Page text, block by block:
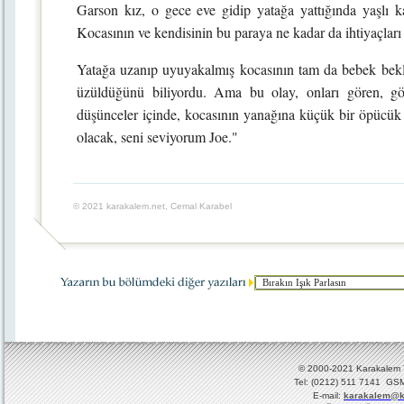
Garson kız, o gece eve gidip yatağa yattığında yaşlı
Kocasının ve kendisinin bu paraya ne kadar da
Yatağa uzanıp uyuyakalmış kocasının tam da bebek
üzüldüğünü biliyordu. Ama bu olay, onları gören,
düşünceler içinde, kocasının yanağına küçük bir
olacak, seni seviyorum Joe."
© 2021 karakalem.net, Cemal Karabel
© 2000-2021 Karakalem
Tel: (0212) 511 7141
E-mail: